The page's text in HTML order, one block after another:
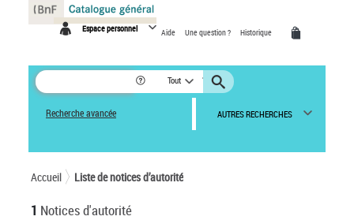
Espace personnel Aide Une question ? Historique
Tout
Recherche avancée AUTRES RECHERCHES
Accueil Liste de notices d’autorité
1 Notices d'autorité
Panneau de gestion des cookies